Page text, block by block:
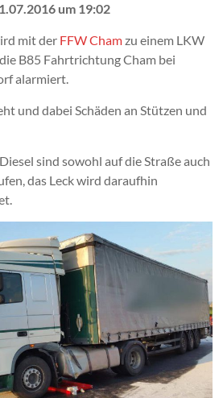
um 19:02
mit der FFW Chamzu einem LKW
B85 Fahrtrichtung Cham bei
alarmiert.
und dabei Schäden an Stützen und
sind sowohl auf die Straße auch
das Leck wird daraufhin